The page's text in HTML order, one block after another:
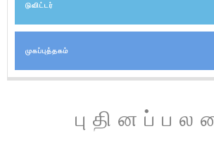
டுவிட்டர்
முகப்புத்தகம்